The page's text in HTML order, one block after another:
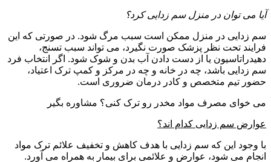
آیا می توان در منزل سم زدایی کرد؟
سم زدایی در منزل ممکن است سبب مرگ شود. در صورتی که این
فرایند تحت نظر پزشک صورت نگیرد، می تواند سبب تسنج،
دهیدراتاسیون یا از دست دادن آب بدن و شوک شود. اگر انتخاب فرد
سم زدایی باشد، چه در خانه و چه در مرکز و کمپ ترک اعتیاد،
حضور تیم متخصص و کادر درمان ضروری است.
می خوای مصرف مواد مخدر رو ترک کنی؟ مشاوره بگیر
عوارض سم زدایی کدام اند؟
با وجود این که سم زدایی با هدف کاهش و تخفیف علائم ترک مواد
انجام می شود، عوارض و علائمی برای بیمار به همراه می آورد.